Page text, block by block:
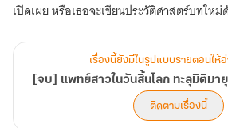
เปิดเผย หรือเธอจะเขียนประวัติศาสตร์บทให
เรื่องนี้ยังมีในรูปแบบรายตอนให้
ติดตามเรื่องนี้